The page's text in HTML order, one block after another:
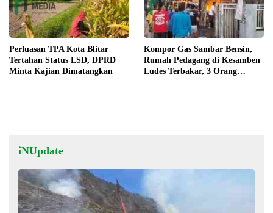
Perluasan TPA Kota Blitar
Tertahan Status LSD, DPRD
Minta Kajian Dimatangkan
Kompor Gas Sambar Bensin,
Rumah Pedagang di Kesamben
Ludes Terbakar, 3 Orang
iNUpdate